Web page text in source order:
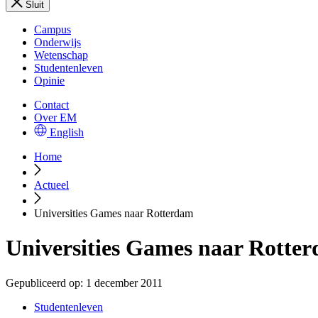
Sluit
Campus
Onderwijs
Wetenschap
Studentenleven
Opinie
Contact
Over EM
English
Home
Actueel
Universities Games naar Rotterdam
Universities Games naar
Gepubliceerd op: 1 december 2011
Studentenleven